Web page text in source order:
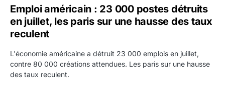
Emploi américain : 23 000 postes détruits
en juillet, les paris sur une hausse des taux
reculent
L'économie américaine a détruit 23 000 emplois en juillet,
contre 80 000 créations attendues. Les paris sur une hausse
des taux reculent.